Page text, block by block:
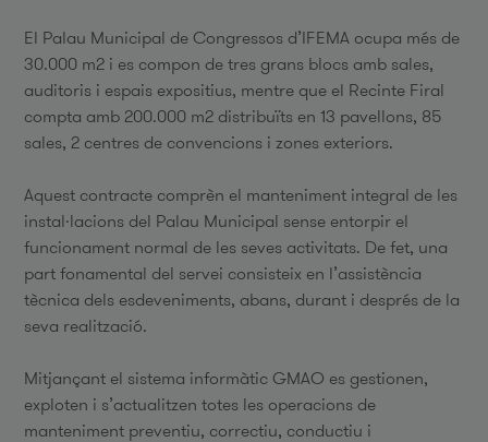
El Palau Municipal de Congressos d’IFEMA ocupa més de
30.000 m2 i es compon de tres grans blocs amb sales,
auditoris i espais expositius, mentre que el Recinte Firal
compta amb 200.000 m2 distribuïts en 13 pavellons, 85
sales, 2 centres de convencions i zones exteriors.
Aquest contracte comprèn el manteniment integral de les
instal·lacions del Palau Municipal sense entorpir el
funcionament normal de les seves activitats. De fet, una
part fonamental del servei consisteix en l’assistència
tècnica dels esdeveniments, abans, durant i després de la
seva realització.
Mitjançant el sistema informàtic GMAO es gestionen,
exploten i s’actualitzen totes les operacions de
manteniment preventiu, correctiu, conductiu i